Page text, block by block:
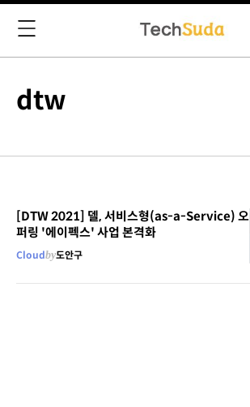
dtw
[DTW 2021] 델, 서비스형(as-a-Service) 오
퍼링 '에이펙스' 사업 본격화
Cloudby도안구